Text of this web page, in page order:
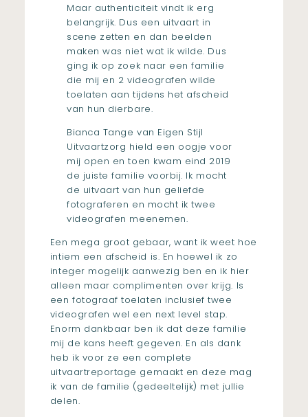
Maar authenticiteit vindt ik erg
belangrijk. Dus een uitvaart in
scene zetten en dan beelden
maken was niet wat ik wilde. Dus
ging ik op zoek naar een familie
die mij en 2 videografen wilde
toelaten aan tijdens het afscheid
van hun dierbare.
Bianca Tange van Eigen Stijl
Uitvaartzorg hield een oogje voor
mij open en toen kwam eind 2019
de juiste familie voorbij. Ik mocht
de uitvaart van hun geliefde
fotograferen en mocht ik twee
videografen meenemen.
Een mega groot gebaar, want ik weet hoe
intiem een afscheid is. En hoewel ik zo
integer mogelijk aanwezig ben en ik hier
alleen maar complimenten over krijg. Is
een fotograaf toelaten inclusief twee
videografen wel een next level stap.
Enorm dankbaar ben ik dat deze familie
mij de kans heeft gegeven. En als dank
heb ik voor ze een complete
uitvaartreportage gemaakt en deze mag
ik van de familie (gedeeltelijk) met jullie
delen.